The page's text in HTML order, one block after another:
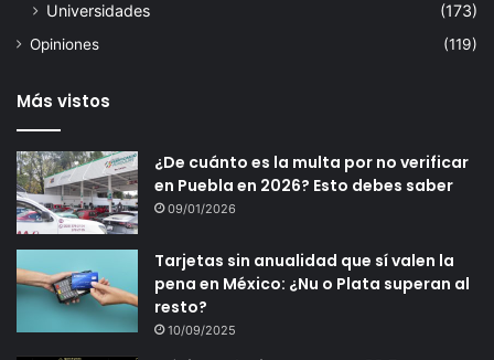
Universidades
(173)
Opiniones (119)
Más vistos
¿De cuánto es la multa por no verificar
en Puebla en 2026? Esto debes saber
09/01/2026
Tarjetas sin anualidad que sí valen la
pena en México: ¿Nu o Plata superan al
resto?
10/09/2025